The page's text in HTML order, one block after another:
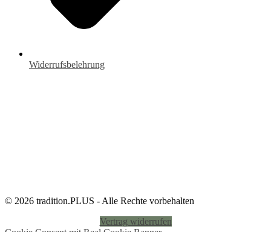
Widerrufsbelehrung
© 2026 tradition.PLUS - Alle Rechte vorbehalten
Vertrag widerrufen